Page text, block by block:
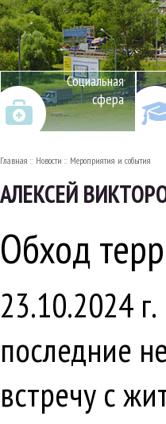
Социальная
сфера
Главная Новости Мероприятия и события
АЛЕКСЕЙ
Обход
23.10.2024
последние
встречу с